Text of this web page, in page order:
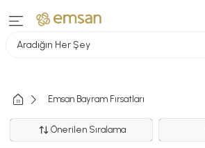
Aradığın Her Şey
Emsan Bayram Fırsatları
Önerilen Sıralama